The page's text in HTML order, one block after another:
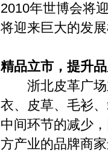
2010年世博会将
将迎来巨大的发
精品立市，提升
浙北皮革广
衣、皮草、毛衫
中间环节的减少
方产业的品牌商